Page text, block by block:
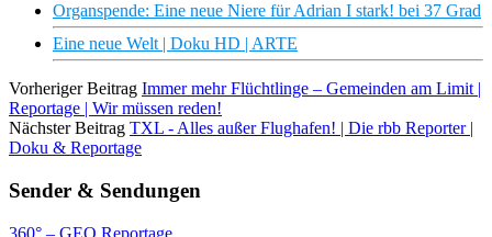
Organspende: Eine neue Niere für Adrian I stark! bei 37 Grad
Eine neue Welt | Doku HD | ARTE
Vorheriger Beitrag Immer mehr Flüchtlinge – Gemeinden am Limit |
Reportage | Wir müssen reden!
Nächster Beitrag TXL - Alles außer Flughafen! | Die rbb Reporter |
Doku & Reportage
Sender & Sendungen
360° – GEO Reportage